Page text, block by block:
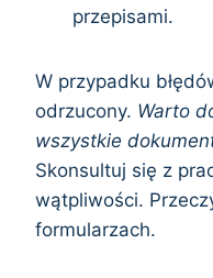
przepisami.
W przypadku
odrzucony. Warto
wszystkie
Skonsultuj się z
wątpliwości.
formularzach.